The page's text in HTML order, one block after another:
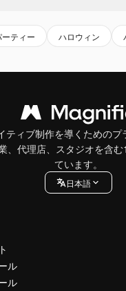
ティー ハロウィン
ティブ制作を導くためのプ
、代理店、スタジオを含
ています。
日本語
ル
ル